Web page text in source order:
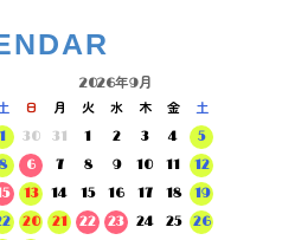
1
8
2026年9月
日 月 火 水 木 金
土
30
31 1 2 3 4
5
6
7 8 9 10 11
12
13
14 15 16 17 18
19
20
21 22 23 24 25
26